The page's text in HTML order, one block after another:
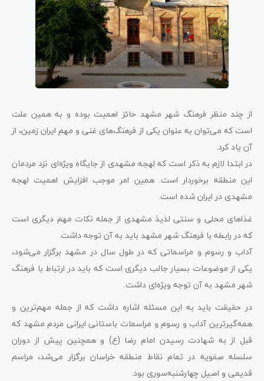
از چند منظر فرهنگ شهر مشهد حائز اهمیت بوده و به همین علت
است که می‌توان به عنوان یکی از فرهنگ‌های غنی و مهم ایران زمین، از
آن یاد کرد.
در ابتدا لازم به ذکر است که لهجه مشهدی از جایگاه ویژه‌ای نزد مردمان
این منطقه برخوردار است. همین امر موجب افزایش اهمیت لهجه
مشهدی در ایران شده است.
غذاهای محلی و سنتی لذیذ مشهدی از جمله نکات مهم دیگری است
که در رابطه با فرهنگ شهر مشهد باید به آن توجه داشت.
آداب و رسوم و مراسماتی که در طول سال در مشهد برگزار می‌شود،
یکی از موضوعات بسیار جالب دیگری است که باید در ارتباط با فرهنگ
شهر مشهد به آن توجه ویژه‌ای داشت.
در حقیقت باید به این مسئله اشاره داشت که از جمله مهم‌ترین و
همه‌گیرترین آداب و رسوم و مراسمات باستانی ایرانی مردم مشهد که
قبل از به شهادت رسیدن امام رضا (ع) و همچنین پیش از دوران
سلسله صفویه در تمام نقاط منطقه خراسان برگزار می‌شد، مراسم
قدیمی و اصیل چهارشنبه‌سوری بود.